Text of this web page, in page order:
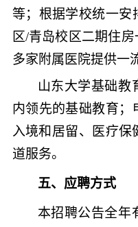
等；根据学校统一安
区/青岛校区二期住
多家附属医院提供一
山东大学基础教
内领先的基础教育；
入境和居留、医疗保
道服务。
五、应聘方式
本招聘公告全年